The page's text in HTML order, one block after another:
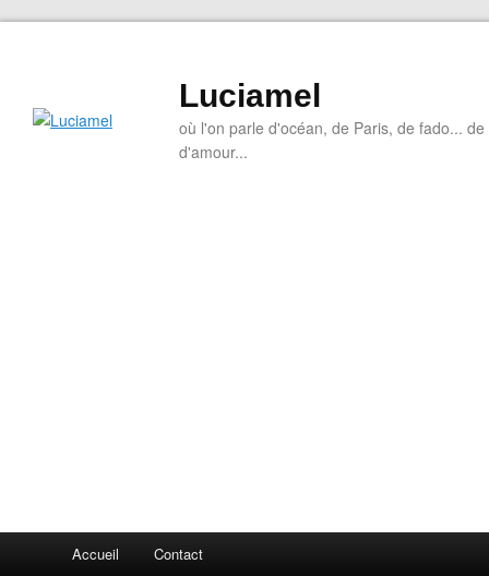
Luciamel
où l'on parle d'océan, de Paris, de fado...
d'amour...
Accueil Contact